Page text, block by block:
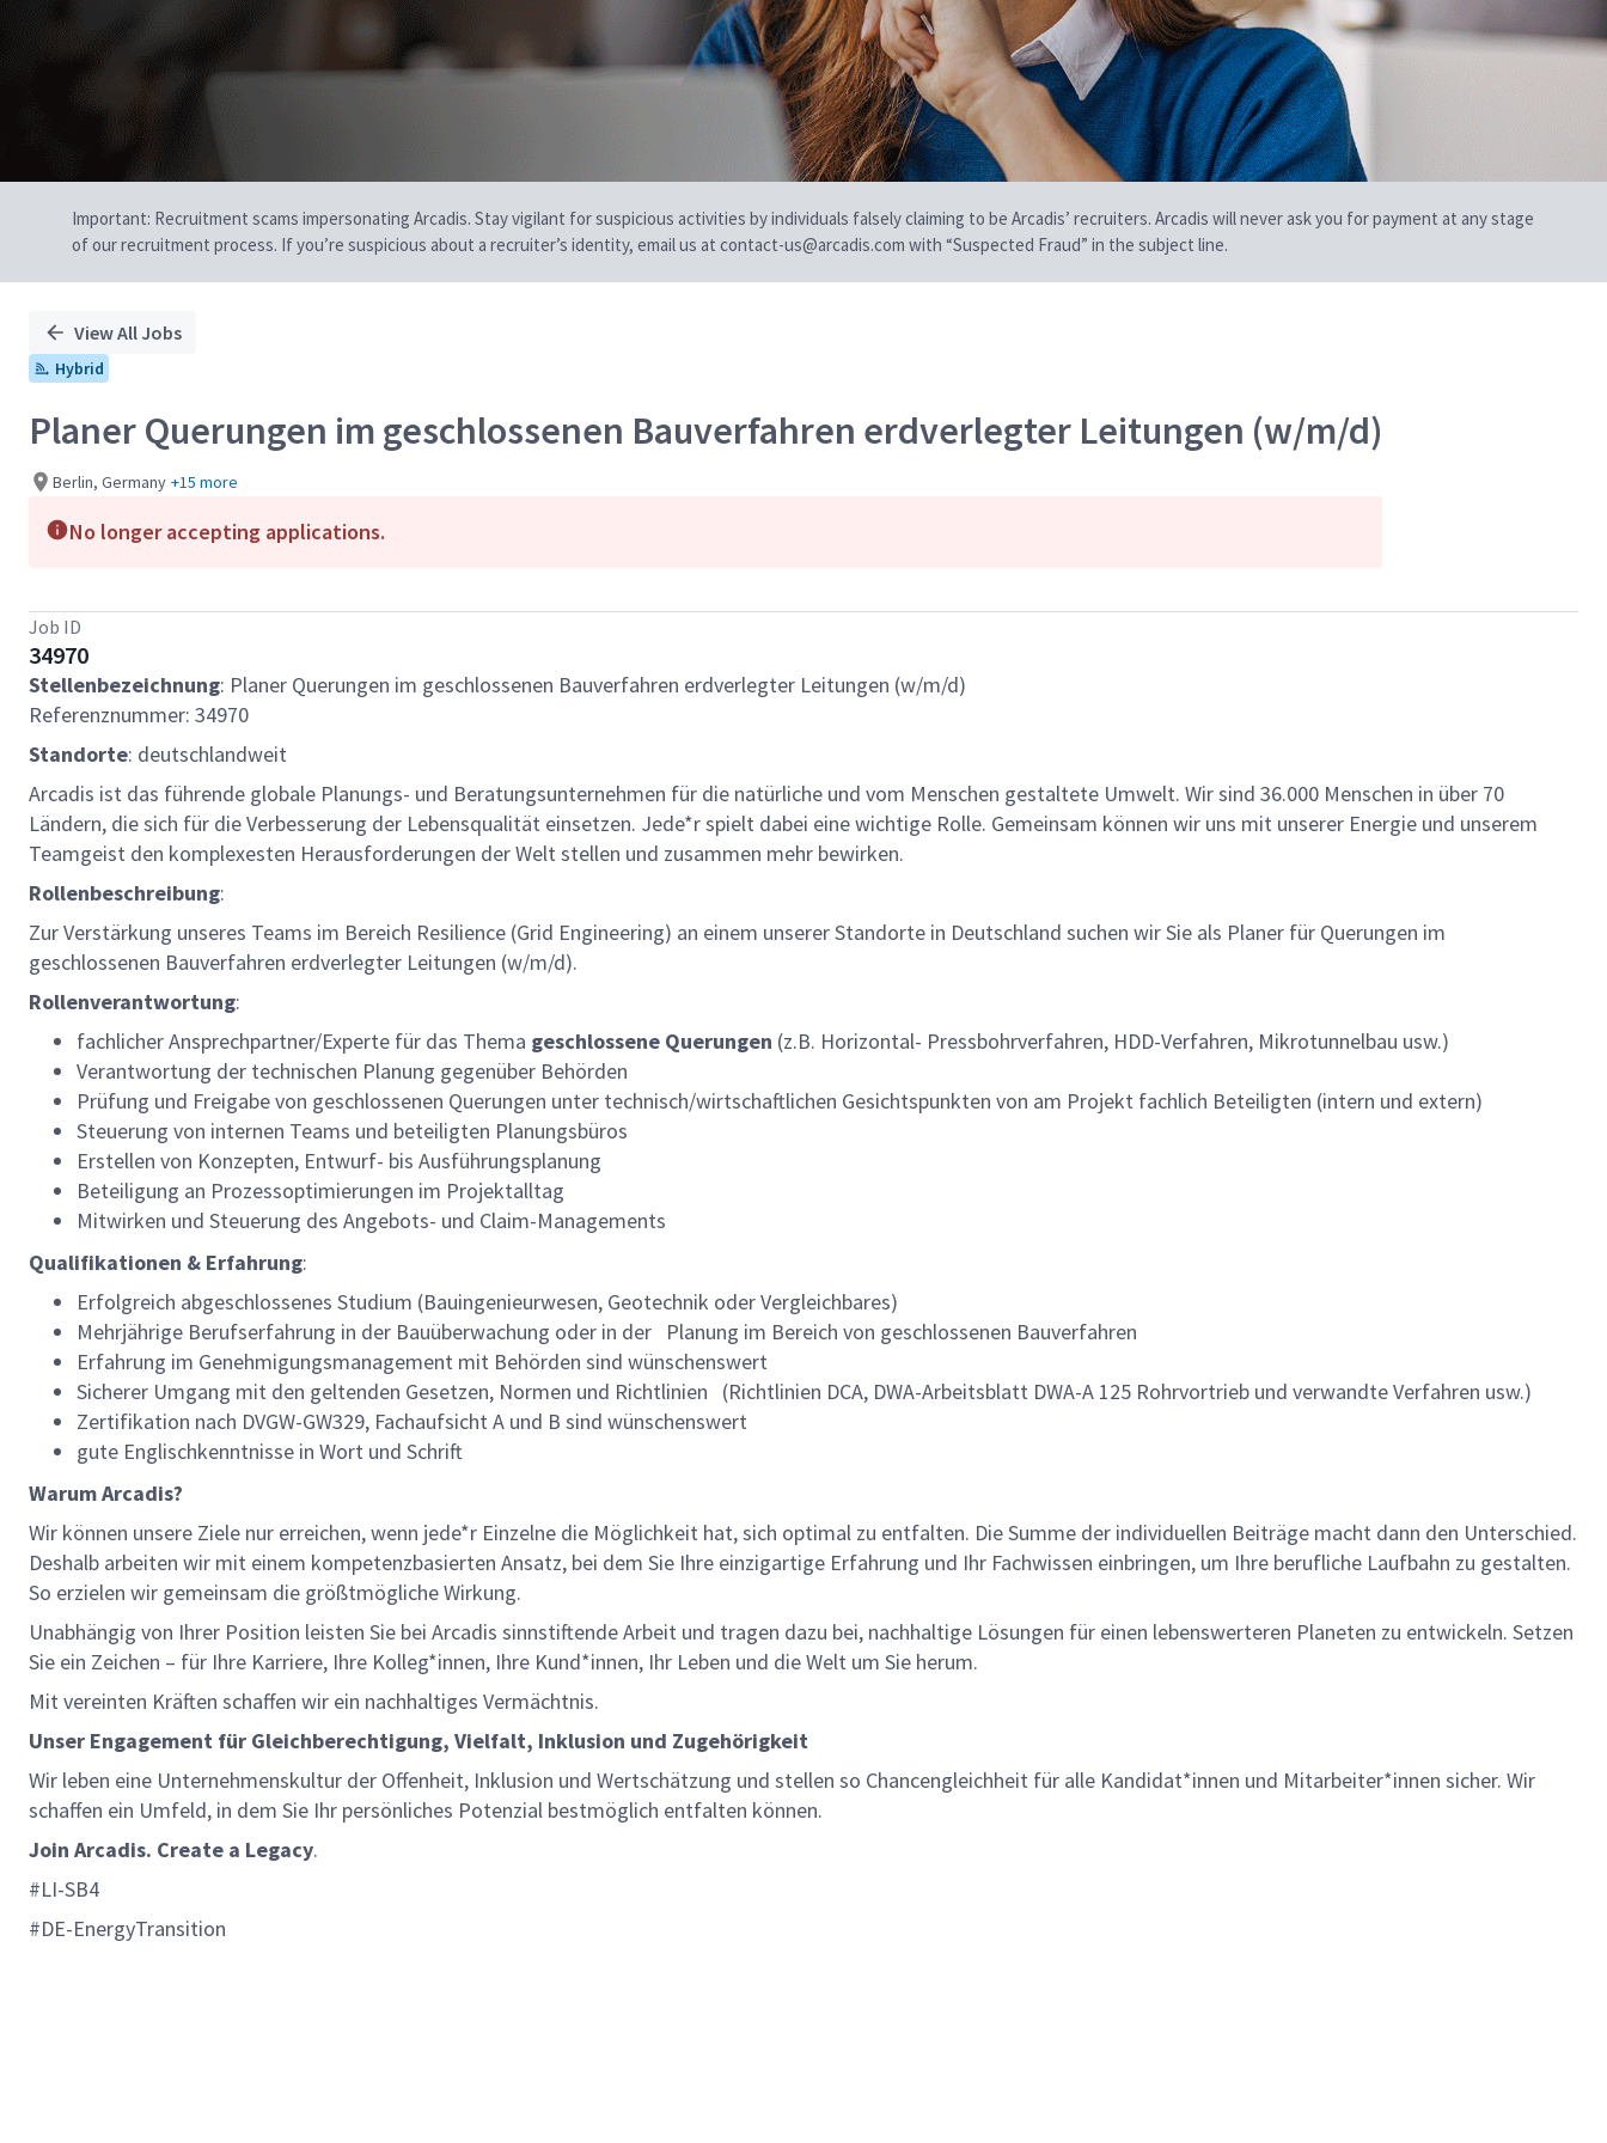
Important: Recruitment scams impersonating Arcadis. Stay vigilant for suspicious activities by individuals falsely claiming to be Arcadis’ recruiters. Arcadis will never ask you for payment at any stage
of our recruitment process. If you’re suspicious about a recruiter’s identity, email us at contact-us@arcadis.com with “Suspected Fraud” in the subject line.
View All Jobs
Hybrid
Planer Querungen im geschlossenen Bauverfahren erdverlegter Leitungen (w/m/d)
Berlin, Germany +15 more
No longer accepting applications.
Job ID
34970
Stellenbezeichnung: Planer Querungen im geschlossenen Bauverfahren erdverlegter Leitungen (w/m/d)
Referenznummer: 34970
Standorte: deutschlandweit
Arcadis ist das führende globale Planungs- und Beratungsunternehmen für die natürliche und vom Menschen gestaltete Umwelt. Wir sind 36.000 Menschen in über 70
Ländern, die sich für die Verbesserung der Lebensqualität einsetzen. Jede*r spielt dabei eine wichtige Rolle. Gemeinsam können wir uns mit unserer Energie und unserem
Teamgeist den komplexesten Herausforderungen der Welt stellen und zusammen mehr bewirken.
Rollenbeschreibung:
Zur Verstärkung unseres Teams im Bereich Resilience (Grid Engineering) an einem unserer Standorte in Deutschland suchen wir Sie als Planer für Querungen im
geschlossenen Bauverfahren erdverlegter Leitungen (w/m/d).
Rollenverantwortung:
fachlicher Ansprechpartner/Experte für das Thema geschlossene Querungen (z.B. Horizontal- Pressbohrverfahren, HDD-Verfahren, Mikrotunnelbau usw.)
Verantwortung der technischen Planung gegenüber Behörden
Prüfung und Freigabe von geschlossenen Querungen unter technisch/wirtschaftlichen Gesichtspunkten von am Projekt fachlich Beteiligten (intern und extern)
Steuerung von internen Teams und beteiligten Planungsbüros
Erstellen von Konzepten, Entwurf- bis Ausführungsplanung
Beteiligung an Prozessoptimierungen im Projektalltag
Mitwirken und Steuerung des Angebots- und Claim-Managements
Qualifikationen & Erfahrung:
Erfolgreich abgeschlossenes Studium (Bauingenieurwesen, Geotechnik oder Vergleichbares)
Mehrjährige Berufserfahrung in der Bauüberwachung oder in der Planung im Bereich von geschlossenen Bauverfahren
Erfahrung im Genehmigungsmanagement mit Behörden sind wünschenswert
Sicherer Umgang mit den geltenden Gesetzen, Normen und Richtlinien (Richtlinien DCA, DWA-Arbeitsblatt DWA-A 125 Rohrvortrieb und verwandte Verfahren usw.)
Zertifikation nach DVGW-GW329, Fachaufsicht A und B sind wünschenswert
gute Englischkenntnisse in Wort und Schrift
Warum Arcadis?
Wir können unsere Ziele nur erreichen, wenn jede*r Einzelne die Möglichkeit hat, sich optimal zu entfalten. Die Summe der individuellen Beiträge macht dann den Unterschied.
Deshalb arbeiten wir mit einem kompetenzbasierten Ansatz, bei dem Sie Ihre einzigartige Erfahrung und Ihr Fachwissen einbringen, um Ihre berufliche Laufbahn zu gestalten.
So erzielen wir gemeinsam die größtmögliche Wirkung.
Unabhängig von Ihrer Position leisten Sie bei Arcadis sinnstiftende Arbeit und tragen dazu bei, nachhaltige Lösungen für einen lebenswerteren Planeten zu entwickeln. Setzen
Sie ein Zeichen – für Ihre Karriere, Ihre Kolleg*innen, Ihre Kund*innen, Ihr Leben und die Welt um Sie herum.
Mit vereinten Kräften schaffen wir ein nachhaltiges Vermächtnis.
Unser Engagement für Gleichberechtigung, Vielfalt, Inklusion und Zugehörigkeit
Wir leben eine Unternehmenskultur der Offenheit, Inklusion und Wertschätzung und stellen so Chancengleichheit für alle Kandidat*innen und Mitarbeiter*innen sicher. Wir
schaffen ein Umfeld, in dem Sie Ihr persönliches Potenzial bestmöglich entfalten können.
Join Arcadis. Create a Legacy.
#LI-SB4
#DE-EnergyTransition